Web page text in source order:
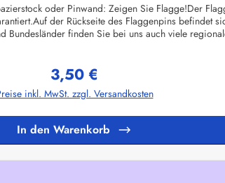
oder Pinwand: Zeigen Sie Flagge!Der
der Rückseite des Flaggenpins befindet
finden Sie bei uns auch viele
Bini Inh.
Regulärer Preis:
3,50 €
inkl. MwSt. zzgl. Versandkosten
In den Warenkorb